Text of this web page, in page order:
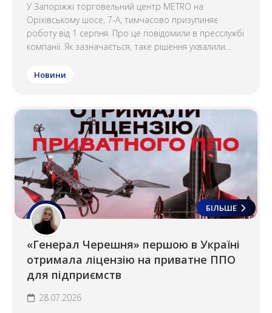
У Запоріжжі торговельний центр METRO на
Оріхівському шосе, 7-А, тимчасово призупиняє
роботу від 1 серпня. Про це повідомили в пресслужбі
компанії. Як зазначається, таке рішення ухвалили...
Новини
БІЛЬШЕ
«Генерал Черешня» першою в Україні
отримала ліцензію на приватне ППО
для підприємств
28.07.2026